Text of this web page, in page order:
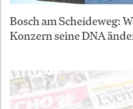
Bosch am Scheideweg:
Konzern seine DNA